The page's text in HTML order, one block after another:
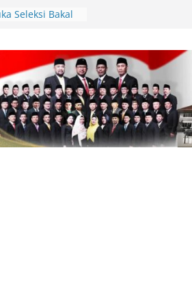
Seleksi Bakal
Padamkan
Teluk Sebong,
Semak
Paskibraka
Provinsi Kepri,
Baik Daerah
Panglima